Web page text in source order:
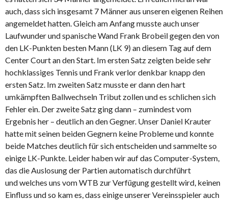
auch, dass sich insgesamt 7 Männer aus unseren eigenen Reihen
angemeldet hatten. Gleich am Anfang musste auch unser
Laufwunder und spanische Wand Frank Brobeil gegen den von
den LK-Punkten besten Mann (LK 9) an diesem Tag auf dem
Center Court an den Start. Im ersten Satz zeigten beide sehr
hochklassiges Tennis und Frank verlor denkbar knapp den
ersten Satz. Im zweiten Satz musste er dann den hart
umkämpften Ballwechseln Tribut zollen und es schlichen sich
Fehler ein. Der zweite Satz ging dann – zumindest vom
Ergebnis her – deutlich an den Gegner. Unser Daniel Krauter
hatte mit seinen beiden Gegnern keine Probleme und konnte
beide Matches deutlich für sich entscheiden und sammelte so
einige LK-Punkte. Leider haben wir auf das Computer-System,
das die Auslosung der Partien automatisch durchführt
und welches uns vom WTB zur Verfügung gestellt wird, keinen
Einfluss und so kam es, dass einige unserer Vereinsspieler auch